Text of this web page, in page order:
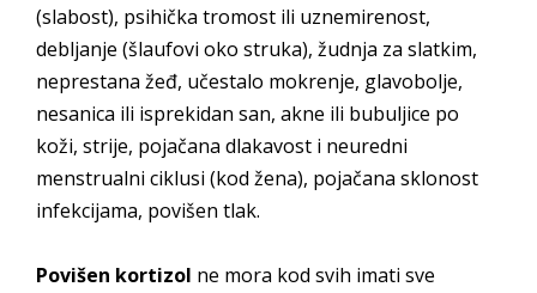
(slabost), psihička tromost ili uznemirenost,
debljanje (šlaufovi oko struka), žudnja za slatkim,
neprestana žeđ, učestalo mokrenje, glavobolje,
nesanica ili isprekidan san, akne ili bubuljice po
koži, strije, pojačana dlakavost i neuredni
menstrualni ciklusi (kod žena), pojačana sklonost
infekcijama, povišen tlak.
Povišen kortizol ne mora kod svih imati sve